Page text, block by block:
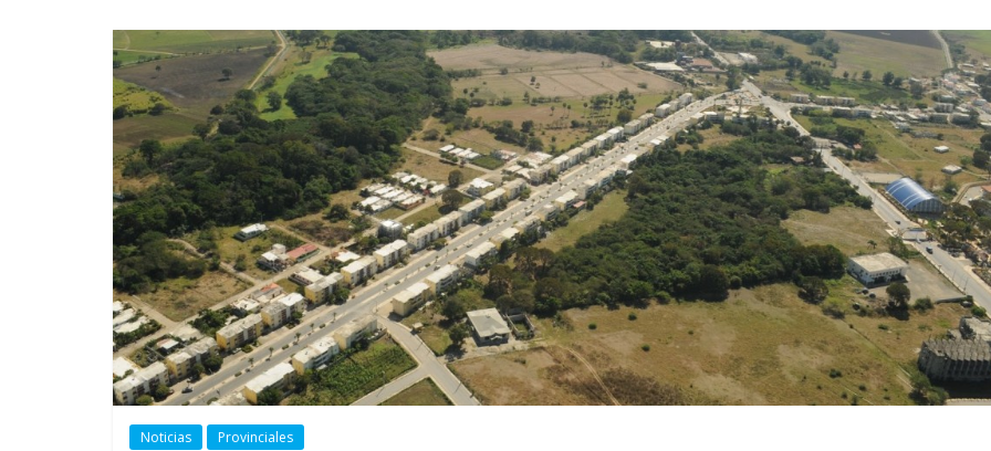
Noticias Provinciales